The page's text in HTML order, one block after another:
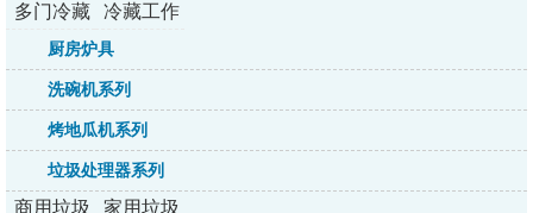
多门冷藏
柜系列
冷藏工作
厨房炉具
洗碗机系列
烤地瓜机系列
垃圾处理器系列
商用垃圾 家用垃圾